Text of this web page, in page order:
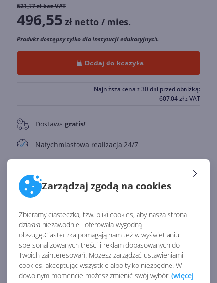
Zarządzaj zgodą na cookies
Zbieramy ciasteczka, tzw. pliki cookies, aby nasza strona
działała niezawodnie i oferowała wygodną
obsługę.Ciasteczka pomagają nam też w wyświetlaniu
spersonalizowanych treści i reklam dopasowanych do
Twoich zainteresowań. Możesz zarządzać ustawieniami
cookies, akceptując wszystkie albo tylko niezbędne. W
dowolnym momencie możesz zmienić swój wybór. (więcej
621,77zł bez VAT
496,55 zł netto / mies.
Produkt dostępny tylko dla instytucji edukacyjnych.
Dodaj do koszyka
Najniższa cena z 30 dni przed obniżką:
607,04złz VAT
0 Dostawa gratis!
Natychmiastowa realizacja 24/7
Leasing od
Zapłać później
Identyfikator:45092
Kod producenta:CFQ7TTC0HD7P